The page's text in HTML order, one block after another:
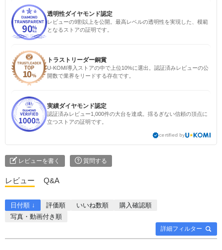
透明性ダイヤモンド認定
レビューの9割以上を公開。最高レベルの透明性を実現した、模範
となるストアの証明です。
トラストリーダー銅賞
U-KOMI導入ストアの中で上位10%に選出。認証済みレビューの公
開数で業界をリードする存在です。
実績ダイヤモンド認定
認証済みレビュー1,000件の大台を達成。揺るぎない信頼の頂点に
立つストアの証明です。
certified by
レビューを書く 質問する
レビュー Q&A
詳細フィルター
日付順 ↓ 評価順 いいね数順
購入確認順
写真・動画付き順